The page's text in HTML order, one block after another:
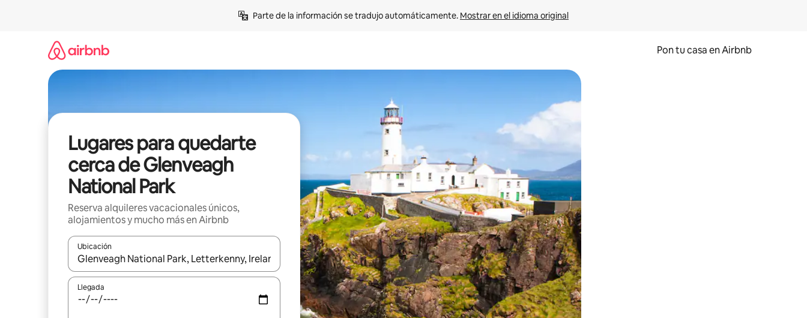
Parte de la información se tradujo automáticamente. Mostrar en el idioma original
Pon tu casa en Airbnb
Lugares para quedarte
cerca de Glenveagh
National Park
Reserva alquileres vacacionales únicos,
alojamientos y mucho más en Airbnb
Ubicación
Cuando los resultados estén disponibles, navega con las teclas de flecha hacia arriba y hacia abajo o explora con el tacto o desliza el dedo.
Llegada